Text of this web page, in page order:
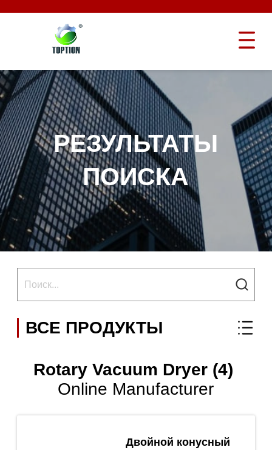
РЕЗУЛЬТАТЫ
ПОИСКА
ВСЕ ПРОДУКТЫ
Rotary Vacuum Dryer (4)
Online Manufacturer
Двойной конусный